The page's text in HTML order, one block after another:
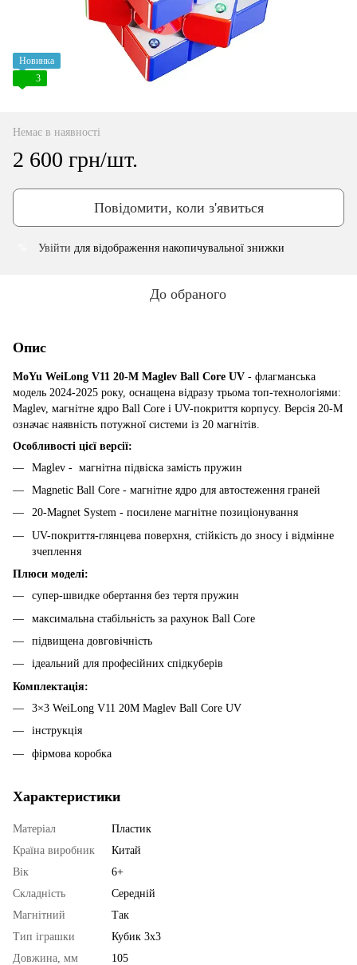
Новинка
3
Немає в наявності
2 600 грн/шт.
Повідомити, коли з'явиться
Увійти для відображення накопичувальної знижки
До обраного
Опис
MoYu WeiLong V11 20-M Maglev Ball Core UV - флагманська
модель 2024-2025 року, оснащена відразу трьома топ-технологіями:
Maglev, магнітне ядро ​​Ball Core і UV-покриття корпусу. Версія 20-M
означає наявність потужної системи із 20 магнітів.
Особливості цієї версії:
Maglev - магнітна підвіска замість пружин
Magnetic Ball Core - магнітне ядро ​​для автостеження граней
20-Magnet System - посилене магнітне позиціонування
UV-покриття-глянцева поверхня, стійкість до зносу і відмінне
зчеплення
Плюси моделі:
супер-швидке обертання без тертя пружин
максимальна стабільність за рахунок Ball Core
підвищена довговічність
ідеальний для професійних спідкуберів
Комплектація:
3×3 WeiLong V11 20M Maglev Ball Core UV
інструкція
фірмова коробка
Характеристики
Матеріал
Пластик
Країна виробник
Китай
Вік
6+
Складність
Середній
Магнітний
Так
Тип іграшки
Кубик 3x3
Довжина, мм
105